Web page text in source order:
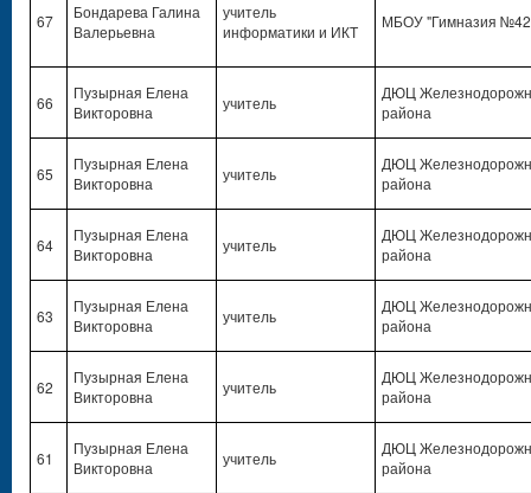
67
Бондарева Галина
Валерьевна
учитель
информатики и ИКТ
МБОУ "Гимназия
66
Пузырная Елена
Викторовна
учитель
ДЮЦ
района
65
Пузырная Елена
Викторовна
учитель
ДЮЦ
района
64
Пузырная Елена
Викторовна
учитель
ДЮЦ
района
63
Пузырная Елена
Викторовна
учитель
ДЮЦ
района
62
Пузырная Елена
Викторовна
учитель
ДЮЦ
района
61
Пузырная Елена
Викторовна
учитель
ДЮЦ
района